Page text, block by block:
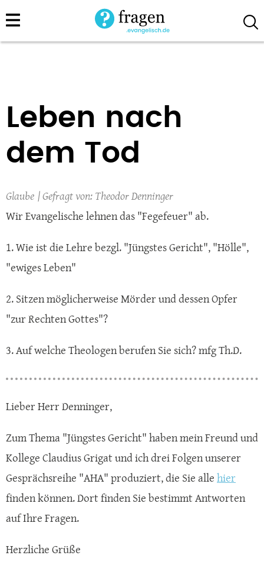
Direkt
zum
Leben nach
dem Tod
Glaube
Theodor Denninger
Wir Evangelische lehnen das "Fegefeuer" ab.
1. Wie ist die Lehre bezgl. "Jüngstes Gericht", "Hölle",
"ewiges Leben"
2. Sitzen möglicherweise Mörder und dessen Opfer
"zur Rechten Gottes"?
3. Auf welche Theologen berufen Sie sich? mfg Th.D.
Lieber Herr Denninger,
Zum Thema "Jüngstes Gericht" haben mein Freund und
Kollege Claudius Grigat und ich drei Folgen unserer
Gesprächsreihe "AHA" produziert, die Sie allehier
finden können. Dort finden Sie bestimmt Antworten
auf Ihre Fragen.
Herzliche Grüße